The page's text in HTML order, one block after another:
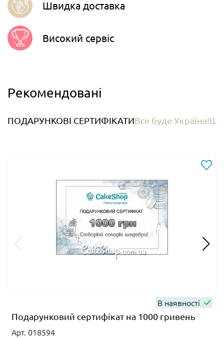
Швидка доставка
Високий сервіс
Рекомендовані
ПОДАРУНКОВІ СЕРТИФІКАТИВсе буде Україна!
В наявності
Подарунковий сертифікат на 1000 гривень
Арт. 018594